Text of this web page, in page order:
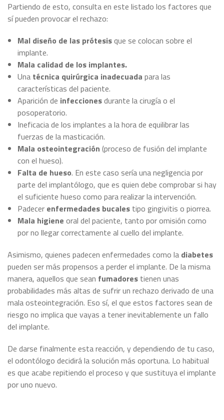
Partiendo de esto, consulta en este listado los factores que
sí pueden provocar el rechazo:
Mal diseño de las prótesisque se colocan sobre el
implante.
Mala calidad de los implantes.
Una técnica quirúrgica inadecuada para las
características del paciente.
Aparición de infeccionesdurante la cirugía o el
posoperatorio.
Ineficacia de los implantes a la hora de equilibrar las
fuerzas de la masticación.
Mala osteointegración (proceso de fusión del implante
con el hueso).
Falta de hueso. En este caso sería una negligencia por
parte del implantólogo, que es quien debe comprobar si hay
el suficiente hueso como para realizar la intervención.
Padecer enfermedades bucales tipo gingivitis o piorrea.
Mala higiene oral del paciente, tanto por omisión como
por no llegar correctamente al cuello del implante.
Asimismo, quienes padecen enfermedades como la diabetes
pueden ser más propensos a perder el implante. De la misma
manera, aquellos que sean fumadores tienen unas
probabilidades más altas de sufrir un rechazo derivado de una
mala osteointegración. Eso sí, el que estos factores sean de
riesgo no implica que vayas a tener inevitablemente un fallo
del implante.
De darse finalmente esta reacción, y dependiendo de tu caso,
el odontólogo decidirá la solución más oportuna. Lo habitual
es que acabe repitiendo el proceso y que sustituya el implante
por uno nuevo.